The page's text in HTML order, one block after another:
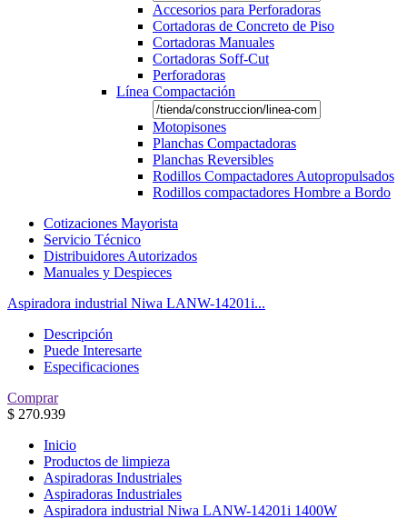
Accesorios para Perforadoras
Cortadoras de Concreto de Piso
Cortadoras Manuales
Cortadoras Soff-Cut
Perforadoras
Línea Compactación
Motopisones
Planchas Compactadoras
Planchas Reversibles
Rodillos Compactadores Autopropulsados
Rodillos compactadores Hombre a Bordo
Cotizaciones Mayorista
Servicio Técnico
Distribuidores Autorizados
Manuales y Despieces
Aspiradora industrial Niwa LANW-14201i...
Descripción
Puede Interesarte
Especificaciones
Comprar
$ 270.939
Inicio
Productos de limpieza
Aspiradoras Industriales
Aspiradoras Industriales
Aspiradora industrial Niwa LANW-14201i 1400W